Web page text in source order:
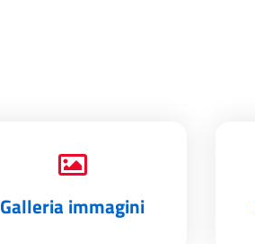
Galleria immagini